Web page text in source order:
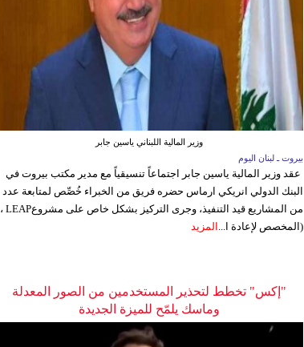
وزير المالية اللبناني ياسين جابر
بيروت ـ لبنان اليوم
عقد وزير المالية ياسين جابر اجتماعاً تنسيقياً مع مدير مكتب بيروت في
البنك الدولي انريكي ارماس حضره فريق من الخبراء خُصِّص لمتابعة عدد
من المشاريع قيد التنفيذ، وجرى التركيز بشكل خاص على مشروعLEAP ،
(المخصص لإعادة ا... المزيد
"إكس" تخطط لتحذير المستخدمين من الصور المعدلة
وماسك يلمّح للميزة الجديدة